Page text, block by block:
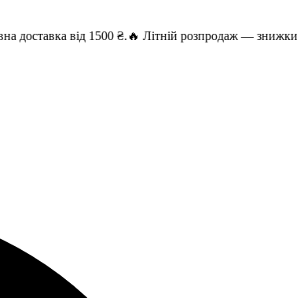
від 1500 ₴.🔥 Літній розпродаж — знижки до 70%